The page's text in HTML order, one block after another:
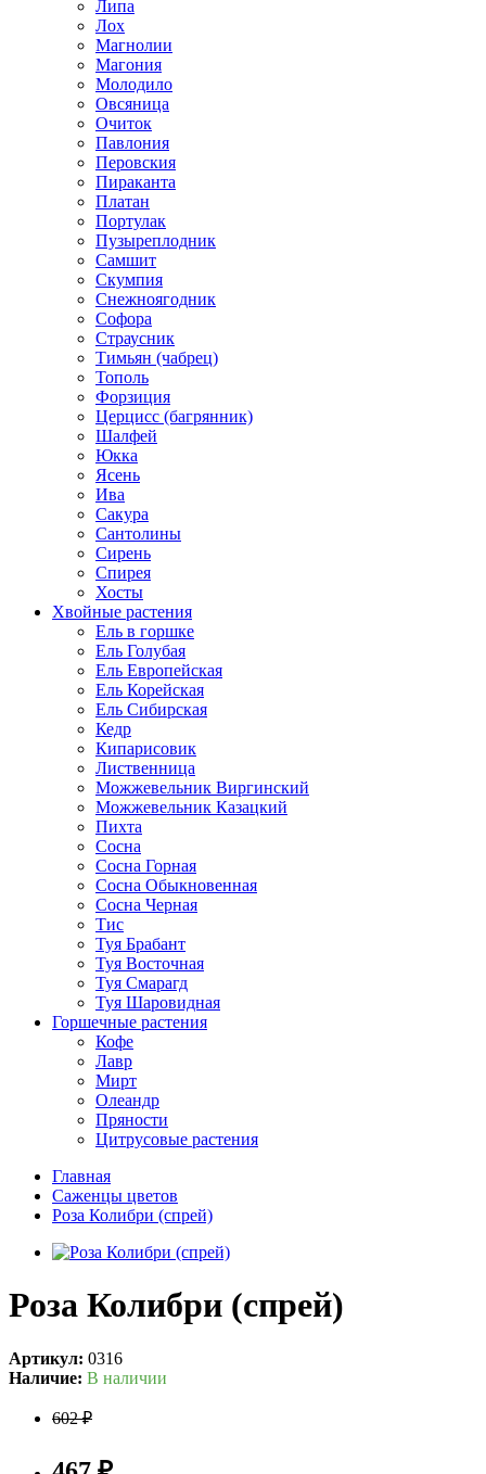
Липа
Лох
Магнолии
Магония
Молодило
Овсяница
Очиток
Павлония
Перовския
Пираканта
Платан
Портулак
Пузыреплодник
Самшит
Скумпия
Снежноягодник
Софора
Страусник
Тимьян (чабрец)
Тополь
Форзиция
Церцисс (багрянник)
Шалфей
Юкка
Ясень
Ива
Сакура
Сантолины
Сирень
Спирея
Хосты
Хвойные растения
Ель в горшке
Ель Голубая
Ель Европейская
Ель Корейская
Ель Сибирская
Кедр
Кипарисовик
Лиственница
Можжевельник Виргинский
Можжевельник Казацкий
Пихта
Сосна
Сосна Горная
Сосна Обыкновенная
Сосна Черная
Тис
Туя Брабант
Туя Восточная
Туя Смарагд
Туя Шаровидная
Горшечные растения
Кофе
Лавр
Мирт
Олеандр
Пряности
Цитрусовые растения
Главная
Саженцы цветов
Роза Колибри (спрей)
Роза Колибри (спрей)
Артикул: 0316
Наличие: В наличии
602 ₽